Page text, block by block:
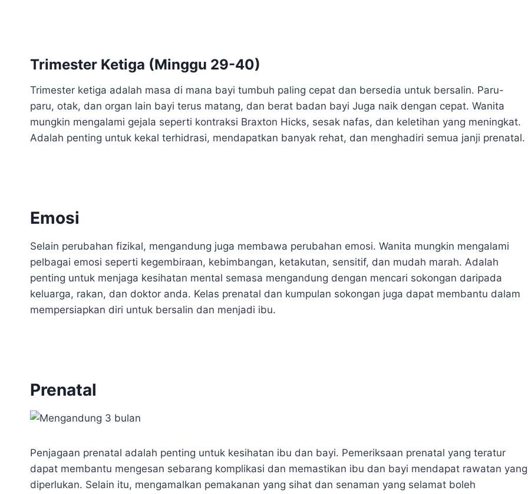
Trimester Ketiga (Minggu 29-40)
Trimester ketiga adalah masa di mana bayi tumbuh paling cepat dan bersedia untuk bersalin. Paru-
paru, otak, dan organ lain bayi terus matang, dan berat badan bayi Juga naik dengan cepat. Wanita
mungkin mengalami gejala seperti kontraksi Braxton Hicks, sesak nafas, dan keletihan yang meningkat.
Adalah penting untuk kekal terhidrasi, mendapatkan banyak rehat, dan menghadiri semua janji prenatal.
Emosi
Selain perubahan fizikal, mengandung juga membawa perubahan emosi. Wanita mungkin mengalami
pelbagai emosi seperti kegembiraan, kebimbangan, ketakutan, sensitif, dan mudah marah. Adalah
penting untuk menjaga kesihatan mental semasa mengandung dengan mencari sokongan daripada
keluarga, rakan, dan doktor anda. Kelas prenatal dan kumpulan sokongan juga dapat membantu dalam
mempersiapkan diri untuk bersalin dan menjadi ibu.
Prenatal
Penjagaan prenatal adalah penting untuk kesihatan ibu dan bayi. Pemeriksaan prenatal yang teratur
dapat membantu mengesan sebarang komplikasi dan memastikan ibu dan bayi mendapat rawatan yang
diperlukan. Selain itu, mengamalkan pemakanan yang sihat dan senaman yang selamat boleh